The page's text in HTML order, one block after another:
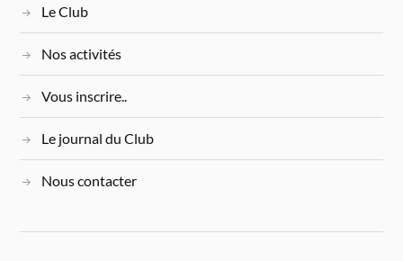
Le Club
Nos activités
Vous inscrire..
Le journal du Club
Nous contacter